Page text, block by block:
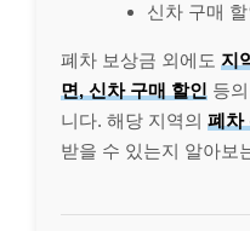
신차 구매 할
폐차 보상금 외에도 지
면, 신차 구매 할인 등의
니다. 해당 지역의 폐차
받을 수 있는지 알아보